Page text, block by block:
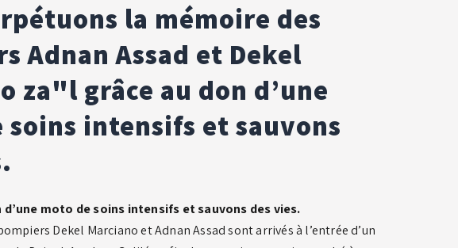
la mémoire des
Adnan Assad et Dekel
za"l grâce au don d’une
soins intensifs et sauvons
d’une moto de soins intensifs et sauvons des vies.
Dekel Marciano et Adnan Assad sont arrivés à l’entrée d’un